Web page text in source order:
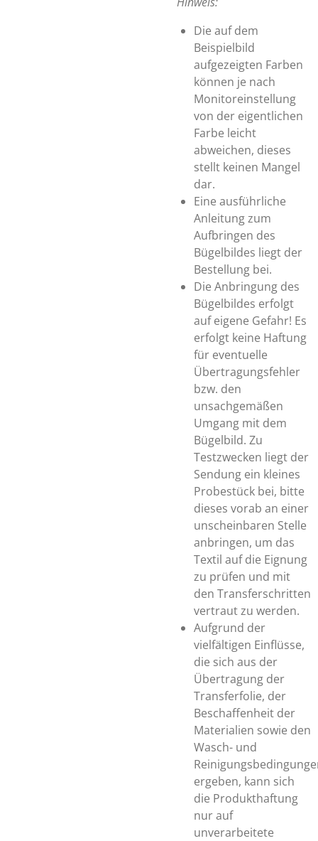
Die auf dem
Beispielbild
aufgezeigten Farben
können je nach
Monitoreinstellung
von der eigentlichen
Farbe leicht
abweichen, dieses
stellt keinen Mangel
dar.
Eine ausführliche
Anleitung zum
Aufbringen des
Bügelbildes liegt der
Bestellung bei.
Die Anbringung des
Bügelbildes erfolgt
auf eigene Gefahr! Es
erfolgt keine Haftung
für eventuelle
Übertragungsfehler
bzw. den
unsachgemäßen
Umgang mit dem
Bügelbild. Zu
Testzwecken liegt der
Sendung ein kleines
Probestück bei, bitte
dieses vorab an einer
unscheinbaren Stelle
anbringen, um das
Textil auf die Eignung
zu prüfen und mit
den Transferschritten
vertraut zu werden.
Aufgrund der
vielfältigen Einflüsse,
die sich aus der
Übertragung der
Transferfolie, der
Beschaffenheit der
Materialien sowie den
Wasch- und
ergeben, kann sich
die Produkthaftung
nur auf
unverarbeitete